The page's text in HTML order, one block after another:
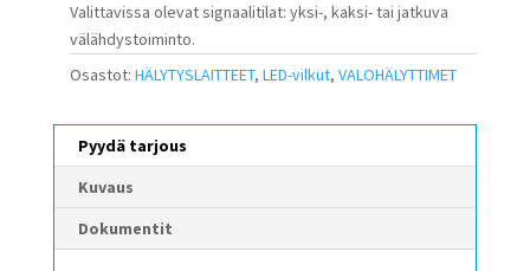
Valittavissa olevat signaalitilat: yksi-, kaksi- tai jatkuva
välähdystoiminto.
Osastot: HÄLYTYSLAITTEET, LED-vilkut, VALOHÄLYTTIMET
Pyydä tarjous
Kuvaus
Dokumentit